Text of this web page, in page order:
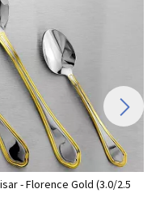
- Florence Gold (3.0/2.5